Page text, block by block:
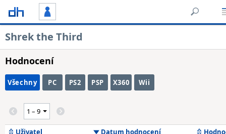
Shrek the Third
Hodnocení
Všechny PC PS2 PSP X360 Wii
Uživatel Datum hodnocení